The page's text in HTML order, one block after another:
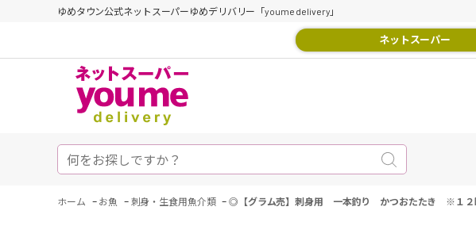
ゆめタウン公式ネットスーパーゆめデリバリー「youme delivery」
ネットスーパー
ホーム - お魚 - 刺身・生食用魚介類 -◎【グラム売】刺身用 一本釣り かつおたたき ※１２